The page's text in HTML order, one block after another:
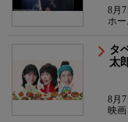
8月
ホ
タ
太
8月
映